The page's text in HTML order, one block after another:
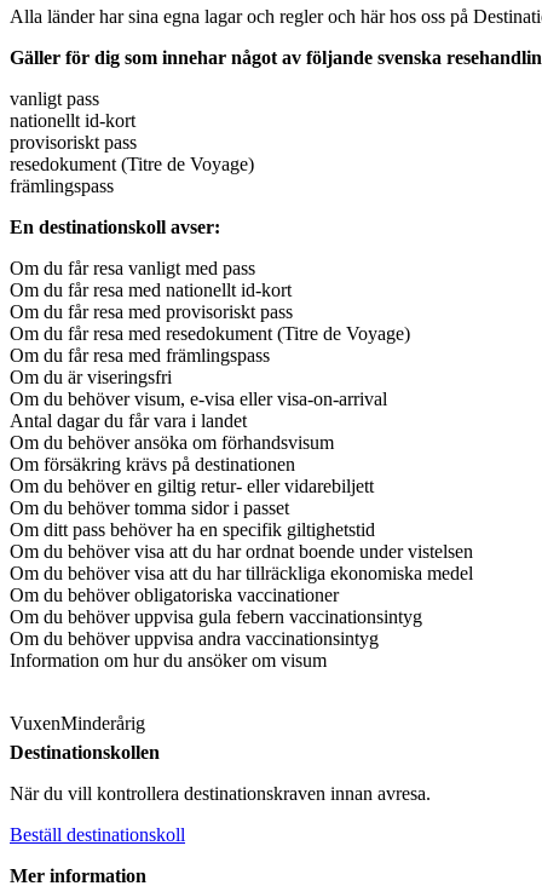
Alla länder har sina egna lagar och regler och här hos oss på
Gäller för dig som innehar något av följande svenska
vanligt pass
nationellt id-kort
provisoriskt pass
resedokument (Titre de Voyage)
främlingspass
En destinationskoll avser:
Om du får resa vanligt med pass
Om du får resa med nationellt id-kort
Om du får resa med provisoriskt pass
Om du får resa med resedokument (Titre de Voyage)
Om du får resa med främlingspass
Om du är viseringsfri
Om du behöver visum, e-visa eller visa-on-arrival
Antal dagar du får vara i landet
Om du behöver ansöka om förhandsvisum
Om försäkring krävs på destinationen
Om du behöver en giltig retur- eller vidarebiljett
Om du behöver tomma sidor i passet
Om ditt pass behöver ha en specifik giltighetstid
Om du behöver visa att du har ordnat boende under vistelsen
Om du behöver visa att du har tillräckliga ekonomiska medel
Om du behöver obligatoriska vaccinationer
Om du behöver uppvisa gula febern vaccinationsintyg
Om du behöver uppvisa andra vaccinationsintyg
Information om hur du ansöker om visum
VuxenMinderårig
Destinationskollen
När du vill kontrollera destinationskraven innan avresa.
Beställ destinationskoll
Mer information